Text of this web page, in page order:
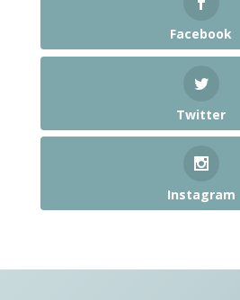
Facebook
Twitter
Instagram